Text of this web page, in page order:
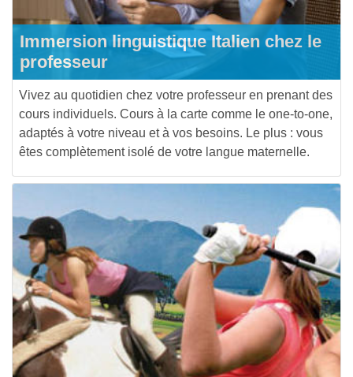
Immersion linguistique Italien chez le
professeur
Vivez au quotidien chez votre professeur en prenant des
cours individuels. Cours à la carte comme le one-to-one,
adaptés à votre niveau et à vos besoins. Le plus : vous
êtes complètement isolé de votre langue maternelle.